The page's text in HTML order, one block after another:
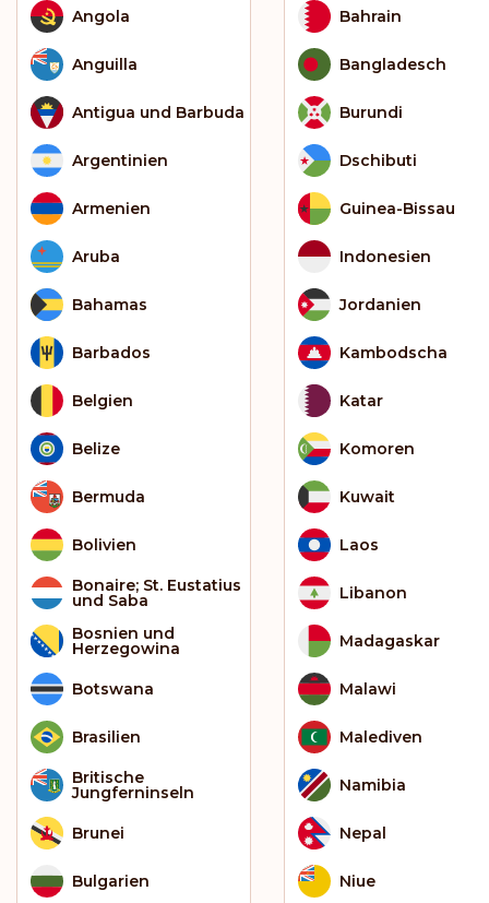
Angola
Anguilla
Antigua und Barbuda
Argentinien
Armenien
Aruba
Bahamas
Barbados
Belgien
Belize
Bermuda
Bolivien
Bonaire; St. Eustatius
und Saba
Bosnien und
Herzegowina
Botswana
Brasilien
Britische
Jungferninseln
Brunei
Bulgarien
Bahrain
Bangladesch
Burundi
Dschibuti
Guinea-Bissau
Indonesien
Jordanien
Kambodscha
Katar
Komoren
Kuwait
Laos
Libanon
Madagaskar
Malawi
Malediven
Namibia
Nepal
Niue